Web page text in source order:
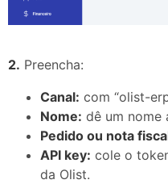
2. Preencha:
Canal: com “olist-
Nome: dê um nome
Pedido ou nota
API key: cole o
da Olist.